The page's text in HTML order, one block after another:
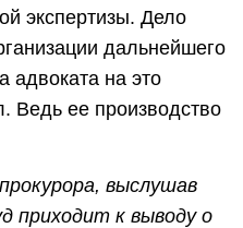
экспертизы. Дело
дальнейшего
адвоката на это
Ведь ее производство
выслушав
приходит к выводу о